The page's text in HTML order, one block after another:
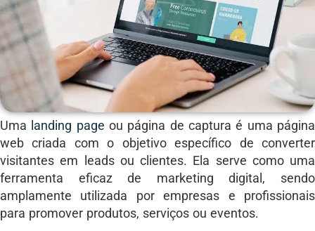
Uma landing page ou página de captura é uma página
web criada com o objetivo específico de converter
visitantes em leads ou clientes. Ela serve como uma
ferramenta eficaz de marketing digital, sendo
amplamente utilizada por empresas e profissionais
para promover produtos, serviços ou eventos.